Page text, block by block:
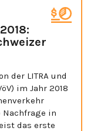
der LITRA und
im Jahr 2018
in
das erste